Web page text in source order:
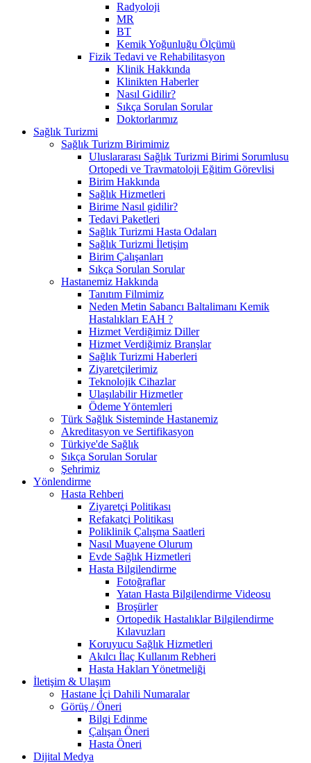
Radyoloji
MR
BT
Kemik Yoğunluğu Ölçümü
Fizik Tedavi ve Rehabilitasyon
Klinik Hakkında
Klinikten Haberler
Nasıl Gidilir?
Sıkça Sorulan Sorular
Doktorlarımız
Sağlık Turizmi
Sağlık Turizm Birimimiz
Uluslararası Sağlık Turizmi Birimi Sorumlusu
Ortopedi ve Travmatoloji Eğitim Görevlisi
Birim Hakkında
Sağlık Hizmetleri
Birime Nasıl gidilir?
Tedavi Paketleri
Sağlık Turizmi Hasta Odaları
Sağlık Turizmi İletişim
Birim Çalışanları
Sıkça Sorulan Sorular
Hastanemiz Hakkında
Tanıtım Filmimiz
Neden Metin Sabancı Baltalimanı Kemik
Hastalıkları EAH ?
Hizmet Verdiğimiz Diller
Hizmet Verdiğimiz Branşlar
Sağlık Turizmi Haberleri
Ziyaretçilerimiz
Teknolojik Cihazlar
Ulaşılabilir Hizmetler
Ödeme Yöntemleri
Türk Sağlık Sisteminde Hastanemiz
Akreditasyon ve Sertifikasyon
Türkiye'de Sağlık
Sıkça Sorulan Sorular
Şehrimiz
Yönlendirme
Hasta Rehberi
Ziyaretçi Politikası
Refakatçi Politikası
Poliklinik Çalışma Saatleri
Nasıl Muayene Olurum
Evde Sağlık Hizmetleri
Hasta Bilgilendirme
Fotoğraflar
Yatan Hasta Bilgilendirme Videosu
Broşürler
Ortopedik Hastalıklar Bilgilendirme
Kılavuzları
Koruyucu Sağlık Hizmetleri
Akılcı İlaç Kullanım Rebheri
Hasta Hakları Yönetmeliği
İletişim & Ulaşım
Hastane İçi Dahili Numaralar
Görüş / Öneri
Bilgi Edinme
Çalışan Öneri
Hasta Öneri
Dijital Medya